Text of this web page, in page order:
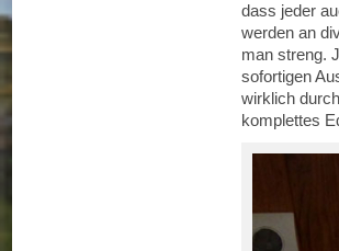
dass jeder
werden an
man streng.
sofortigen
wirklich
komplettes